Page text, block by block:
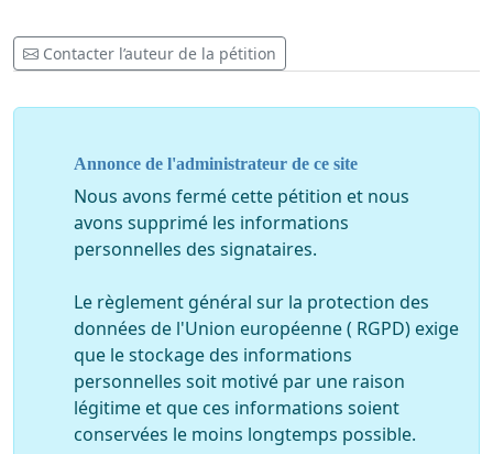
Contacter l’auteur de la pétition
Annonce de l'administrateur de ce site
Nous avons fermé cette pétition et nous
avons supprimé les informations
personnelles des signataires.
Le règlement général sur la protection des
données de l'Union européenne ( RGPD) exige
que le stockage des informations
personnelles soit motivé par une raison
légitime et que ces informations soient
conservées le moins longtemps possible.